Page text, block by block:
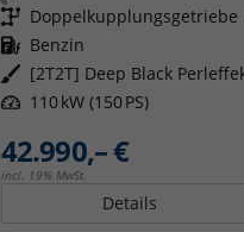
Getriebe
Kraftstoff Benzin
Außenfarbe [2T2T] Deep Black
Leistung 110 kW (150 PS)
42.990,– €
incl. 19% MwSt.
Details